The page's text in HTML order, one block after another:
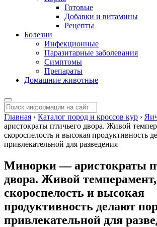
Готовые
Добавки и витамины
Рецепты
Болезни
Инфекционные
Паразитарные заболевания
Симптомы
Препараты
Домашние животные
Главная › Каталог пород и кроссов кур ›
аристократы птичьего двора. Живой
скороспелость и высокая продуктивность
привлекательной для разведения
Минорки — аристократы
двора. Живой темперамент,
скороспелость и высокая
продуктивность делают
привлекательной для